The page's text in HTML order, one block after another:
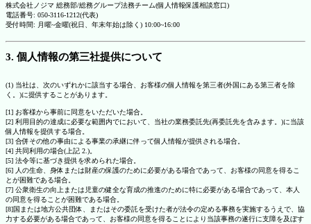
株式会社ノジマ 総務部/総務グループ法務チーム(個人情報保護相談窓口)
電話番号: 050-3116-1212(代表)
受付時間: 月曜~金曜(祝日、年末年始は除く) 10:00~16:00
3. 個人情報の第三社提供について
(1) 当社は、次のいずれかに該当する場合、お客様の個人情報を第三者(外国にある第三者を除
く。)に提供することがあります。
[1] お客様から事前に同意をいただいた場合。
[2] 利用目的の達成に必要な範囲内でにおいて、当社の業務委託先(再委託先を含みます。)に当該
個人情報を提供する場合。
[3] 合併その他の事由による事業の承継に伴って個人情報が提供される場合。
[4] 共同利用の場合(上記 2.)。
[5] 法令等に基づき提供を求められた場合。
[6] 人の生命、身体または財産の保護のために必要がある場合であって、お客様の同意を得るこ
とが困難である場合。
[7] 公衆衛生の向上または児童の健全な育成の推進のために特に必要がある場合であって、本人
の同意を得ることが困難である場合。
[8]国または地方公共団体、またはその委託を受けた者が法令の定める事務を実施するうえで、協
力する必要がある場合であって、お客様の同意を得ることにより当該事務の遂行に支障を及ぼす